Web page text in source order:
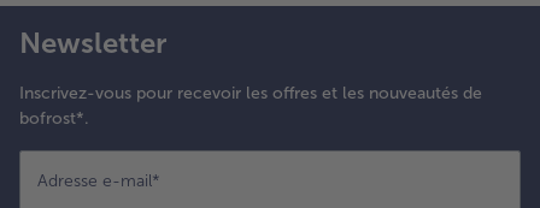
Newsletter
Inscrivez-vous pour recevoir les offres et les nouveautés de
bofrost*.
Adresse e-mail*